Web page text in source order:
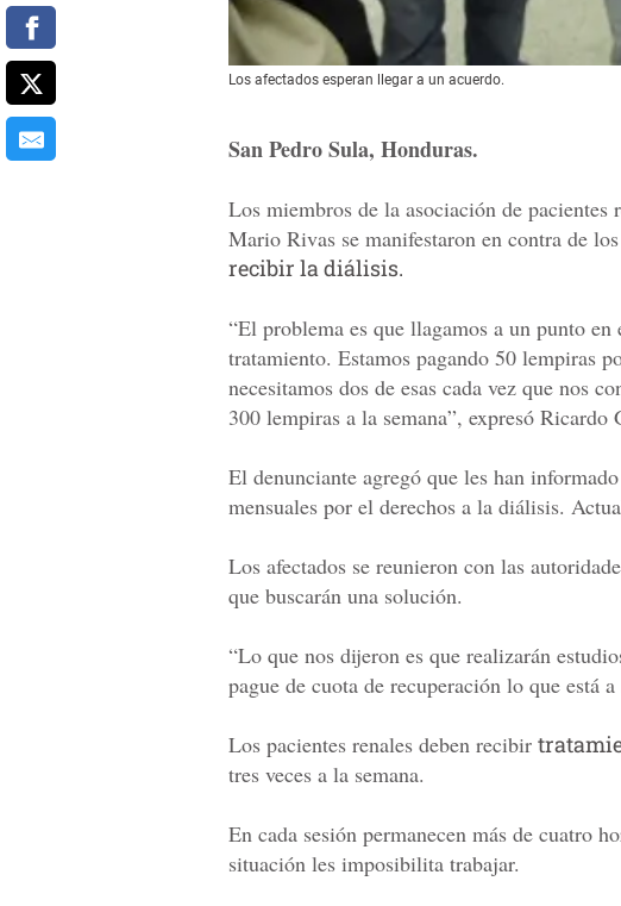
Los afectados esperan llegar a un acuerdo.
San Pedro Sula, Honduras.
Los miembros de la asociación de pacientes
Mario Rivas se manifestaron en contra de
recibir la diálisis.
“El problema es que llagamos a un punto
tratamiento. Estamos pagando 50 lempiras
necesitamos dos de esas cada vez que nos
300 lempiras a la semana”, expresó
El denunciante agregó que les han
mensuales por el derechos a la diálisis.
Los afectados se reunieron con las
que buscarán una solución.
“Lo que nos dijeron es que realizarán
pague de cuota de recuperación lo que está
Los pacientes renales deben recibir
tres veces a la semana.
En cada sesión permanecen más de cuatro
situación les imposibilita trabajar.